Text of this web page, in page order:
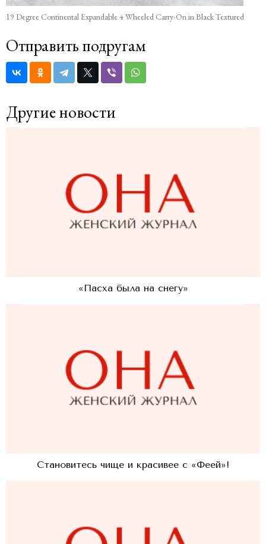
19 Degree Continental Expandable 4 Wheeled Carry-On in Black Textured
Отправить подругам
Другие новости
«Пасха была на снегу»
Становитесь чище и красивее с «Феей»!